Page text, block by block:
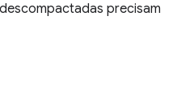
precisam